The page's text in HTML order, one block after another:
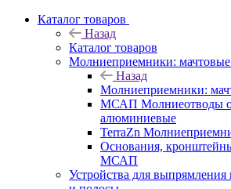
Каталог товаров
Назад
Каталог товаров
Молниеприемники:
Назад
Молниеприемники:
МСАП Молниеотводы
алюминиевые
TerraZn
Основания,
МСАП
Устройства для